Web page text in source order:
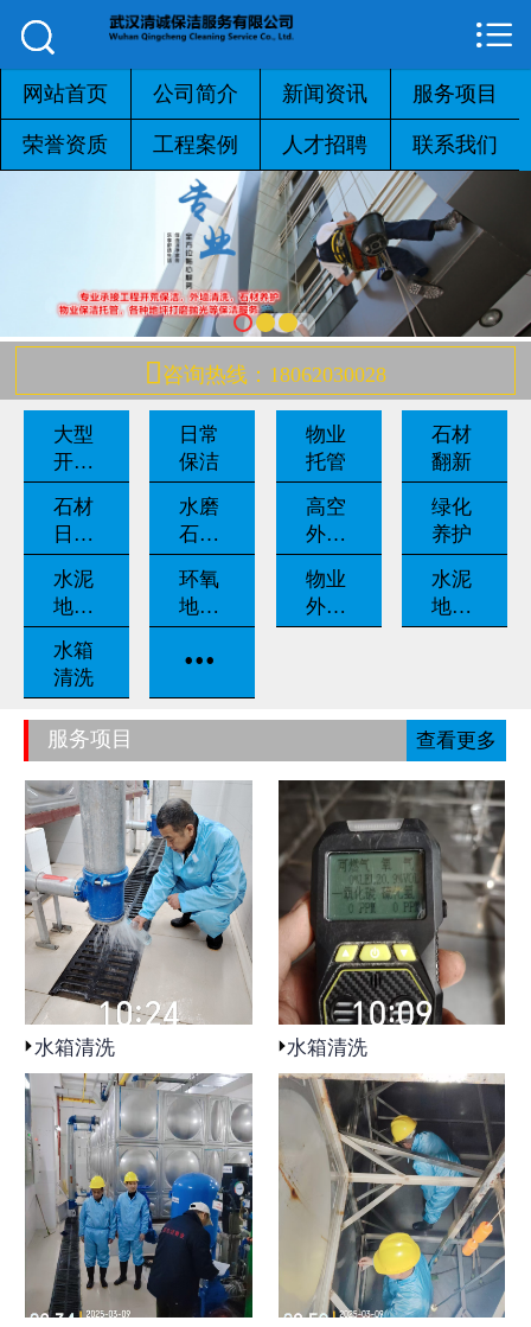
公司简介
新闻资讯
服务项目
荣誉资质
工程案例
人才招聘
联系我们
 

网站首页 公司简介 新闻资讯 服务项目
荣誉资质 工程案例 人才招聘 联系我们
咨询热线：18062030028
大型
开荒
保洁
日常
保洁
物业
托管
石材
翻新
石材
日常
养护
水磨
石翻
新
高空
外墙
清洗
绿化
养护
水泥
地坪
固化
环氧
地坪
漆
物业
外包
保洁
水泥
地坪
打磨
水箱
清洗
...
服务项目 查看更多
水箱清洗 水箱清洗